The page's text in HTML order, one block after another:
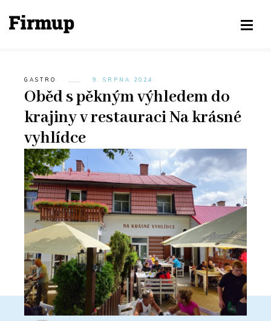
GASTRO 9. SRPNA 2024
Oběd s pěkným výhledem do
krajiny v restauraci Na krásné
vyhlídce